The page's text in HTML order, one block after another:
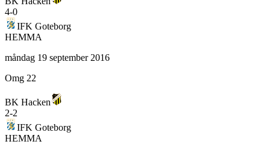
4-0
IFK Goteborg
HEMMA
måndag 19 september 2016
Omg 22
BK Hacken
2-2
IFK Goteborg
HEMMA